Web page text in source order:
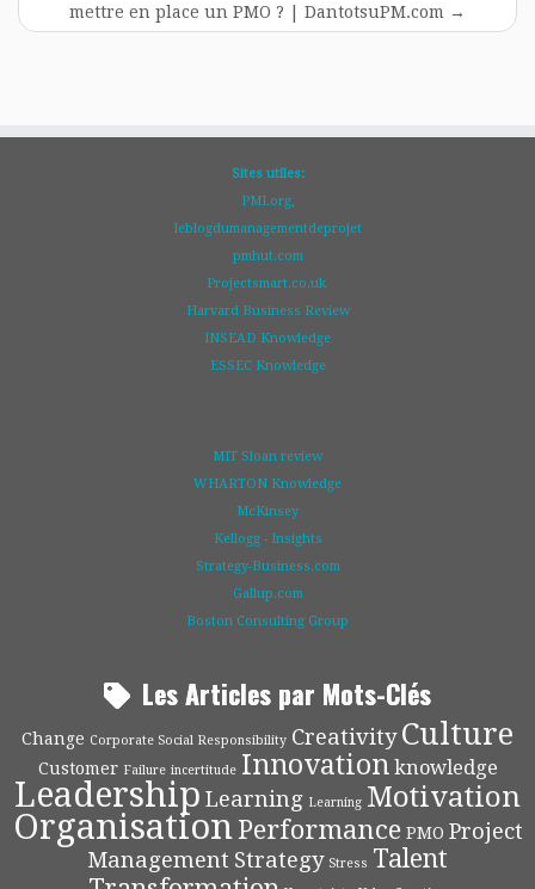
mettre en place un PMO ? | DantotsuPM.com →
Sites utiles:
PMI.org,
leblogdumanagementdeprojet
pmhut.com
Projectsmart.co.uk
Harvard Business Review
INSEAD Knowledge
ESSEC Knowledge
MIT Sloan review
WHARTON Knowledge
McKinsey
Kellogg - Insights
Strategy-Business.com
Gallup.com
Boston Consulting Group
Les Articles par Mots-Clés
Change Corporate Social Responsibility Creativity Culture
Customer Failure incertitude Innovation knowledge
Leadership Learning Learning Motivation
Organisation Performance PMO Project
Management Strategy Stress Talent